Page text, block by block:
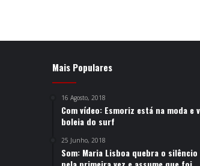
Mais Populares
16 Agosto, 2018
Com vídeo: Esmoriz está na moda e
boleia do surf
25 Junho, 2018
Som: Maria Lisboa quebra o silêncio